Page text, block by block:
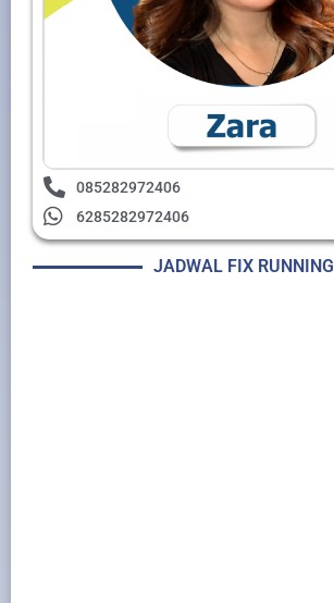
085282972406
6285282972406
JADWAL FIX RUNNING